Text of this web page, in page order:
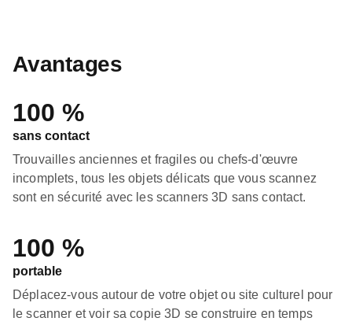
Avantages
100 %
sans contact
Trouvailles anciennes et fragiles ou chefs-d'œuvre
incomplets, tous les objets délicats que vous scannez
sont en sécurité avec les scanners 3D sans contact.
100 %
portable
Déplacez-vous autour de votre objet ou site culturel pour
le scanner et voir sa copie 3D se construire en temps